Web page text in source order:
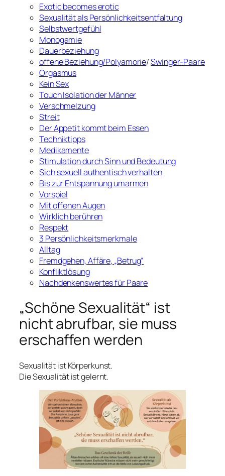
Exotic becomes erotic
Sexualität als Persönlichkeitsentfaltung
Selbstwertgefühl
Monogamie
Dauerbeziehung
offene Beziehung/Polyamorie/Swinger-Paare
Orgasmus
Kein Sex
Touch Isolation der Männer
Verschmelzung
Streit
Der Appetit kommt beim Essen
Techniktipps
Medikamente
Stimulation durch Sinn und Bedeutung
Sich sexuell authentisch verhalten
Bis zur Entspannung umarmen
Vorspiel
Mit offenen Augen
Wirklich berühren
Respekt
3 Persönlichkeitsmerkmale
Alltag
Fremdgehen, Affäre, „Betrug“
Konfliktlösung
Nachdenkenswertes für Paare
„Schöne Sexualität“ ist
nicht abrufbar, sie muss
erschaffen werden
Sexualität ist Körperkunst.
Die Sexualität ist gelernt.